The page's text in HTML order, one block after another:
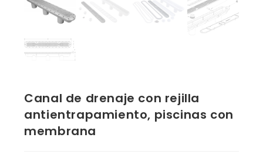
Canal de drenaje con rejilla
antientrapamiento, piscinas con
membrana